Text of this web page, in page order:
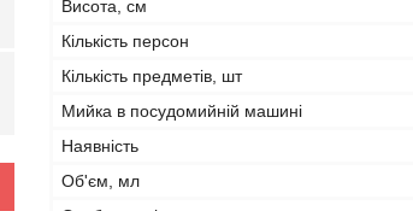
Висота, см
Кількість персон
Кількість предметів, шт
Мийка в посудомийній машині
Наявність
Об'єм, мл